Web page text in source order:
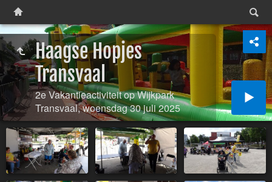
Haagse Hopjes
Transvaal
2e Vakantieactiviteit op Wijkpark
Transvaal, woensdag 30 juli 2025